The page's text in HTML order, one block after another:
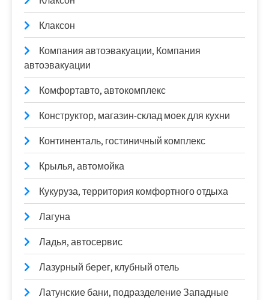
Клаксон
Компания автоэвакуации, Компания
автоэвакуации
Комфортавто, автокомплекс
Конструктор, магазин-склад моек для кухни
Континенталь, гостиничный комплекс
Крылья, автомойка
Кукуруза, территория комфортного отдыха
Лагуна
Ладья, автосервис
Лазурный берег, клубный отель
Латунские бани, подразделение Западные